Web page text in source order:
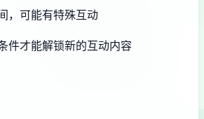
，可能有特殊互动
件才能解锁新的互动内容